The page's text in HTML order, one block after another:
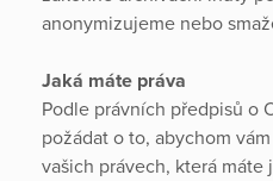
anonymizujeme nebo
Jaká máte práva
Podle právních předpisů o
požádat o to, abychom
vašich právech, která máte